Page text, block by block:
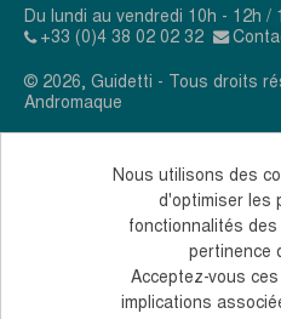
Du lundi au vendredi 10h - 12h /
+33 (0)4 38 02 02 32
© 2026, Guidetti - Tous droits
Andromaque
Nous utilisons des
d'optimiser les
fonctionnalités
pertinence
Acceptez-vous
implications